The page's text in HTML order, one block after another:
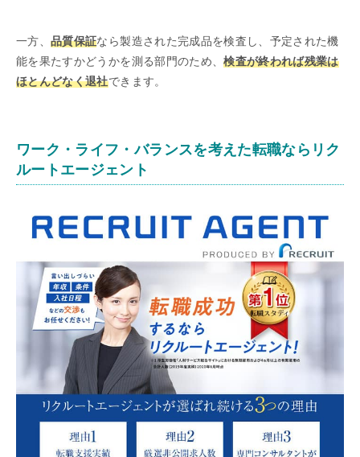
一方、品質保証なら製造された完成品を検査し、予定された機
能を果たすかどうかを測る部門のため、検査が終われば残業は
ほとんどなく退社できます。
ワーク・ライフ・バランスを考えた転職ならリク
ルートエージェント